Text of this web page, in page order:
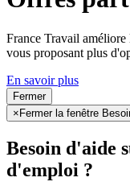
France Travail améliore
vous proposant plus
En savoir plus
Fermer
× Fermer la fenêtre
Besoin d'aide
d'emploi ?